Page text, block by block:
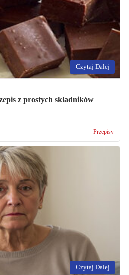
Czytaj Dalej
z prostych składników
Przepisy
Czytaj Dalej